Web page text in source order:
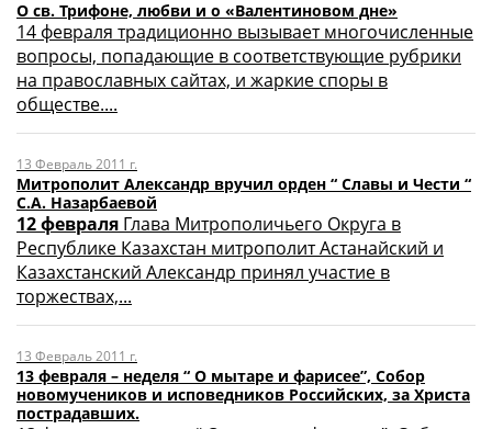
О св. Трифоне, любви и о «Валентиновом дне»
14 февраля традиционно вызывает многочисленные
вопросы, попадающие в соответствующие рубрики
на православных сайтах, и жаркие споры в
обществе....
13 Февраль 2011 г.
Митрополит Александр вручил орден “ Славы и Чести “
C.А. Назарбаевой
12 февраля Глава Митрополичьего Округа в
Республике Казахстан митрополит Астанайский и
Казахстанский Александр принял участие в
торжествах,...
13 Февраль 2011 г.
13 февраля – неделя “ О мытаре и фарисее”, Собор
новомучеников и исповедников Российских, за Христа
пострадавших.